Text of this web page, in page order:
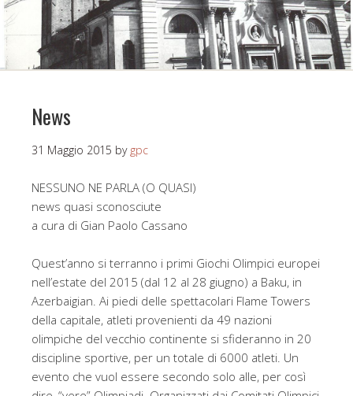
News
31 Maggio 2015 by gpc
NESSUNO NE PARLA (O QUASI)
news quasi sconosciute
a cura di Gian Paolo Cassano
Quest’anno si terranno i primi Giochi Olimpici europei
nell’estate del 2015 (dal 12 al 28 giugno) a Baku, in
Azerbaigian. Ai piedi delle spettacolari Flame Towers
della capitale, atleti provenienti da 49 nazioni
olimpiche del vecchio continente si sfideranno in 20
discipline sportive, per un totale di 6000 atleti. Un
evento che vuol essere secondo solo alle, per così